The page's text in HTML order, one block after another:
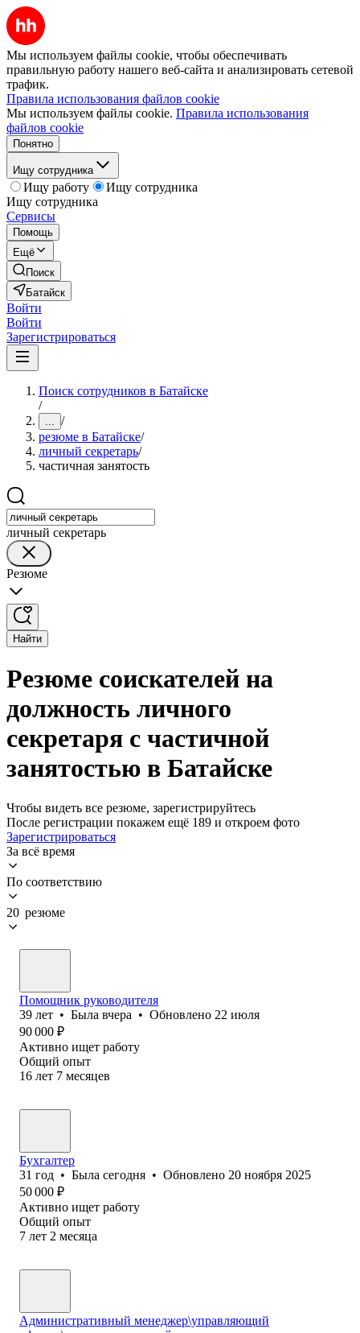
Мы используем файлы cookie, чтобы обеспечивать
правильную работу нашего веб-сайта и анализировать сетевой
трафик.
Правила использования файлов cookie
Мы используем файлы cookie. Правила использования
файлов cookie
Понятно
Ищу сотрудника
Ищу работу
Ищу сотрудника
Ищу сотрудника
Сервисы
Помощь
Ещё
Поиск
Батайск
Войти
Войти
Зарегистрироваться
Поиск сотрудников в Батайске
/
... /
резюме в Батайске/
личный секретарь/
частичная занятость
личный секретарь
Резюме
Найти
Резюме соискателей на
должность личного
секретаря с частичной
занятостью в Батайске
Чтобы видеть все резюме, зарегистрируйтесь
После регистрации покажем ещё 189 и откроем фото
Зарегистрироваться
За всё время
По соответствию
20 резюме
Помощник руководителя
39 лет • Была вчера • Обновлено 22 июля
90 000 ₽
Активно ищет работу
Общий опыт
16 лет 7 месяцев
Бухгалтер
31 год • Была сегодня • Обновлено 20 ноября 2025
50 000 ₽
Активно ищет работу
Общий опыт
7 лет 2 месяца
Административный менеджер\управляющий